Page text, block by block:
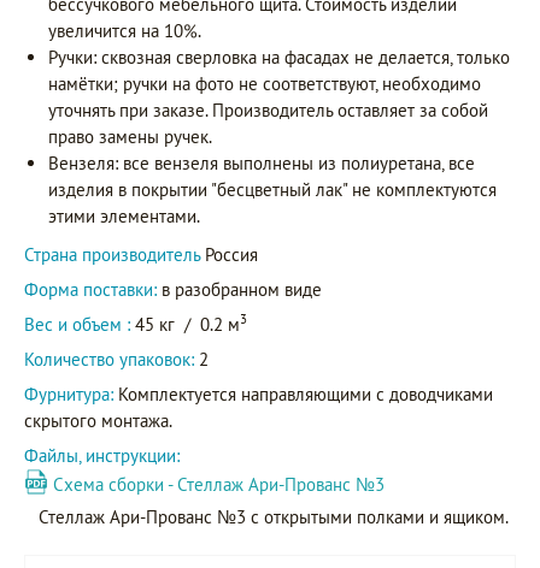
увеличится на 10%.
Ручки: сквозная сверловка на фасадах не делается, только
намётки; ручки на фото не соответствуют, необходимо
уточнять при заказе. Производитель оставляет за собой
право замены ручек.
Вензеля: все вензеля выполнены из полиуретана, все
изделия в покрытии "бесцветный лак" не комплектуются
этими элементами.
Страна производитель Россия
Форма поставки: в разобранном виде
Вес и объем : 45 кг / 0.2 м3
Количество упаковок: 2
Фурнитура: Комплектуется направляющими с доводчиками
скрытого монтажа.
Файлы, инструкции:
Схема сборки - Стеллаж Ари-Прованс №3
Стеллаж Ари-Прованс №3 с открытыми полками и ящиком.